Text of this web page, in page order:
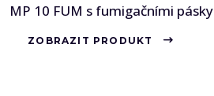
MP 10 FUM s fumigačními pásky
ZOBRAZIT PRODUKT